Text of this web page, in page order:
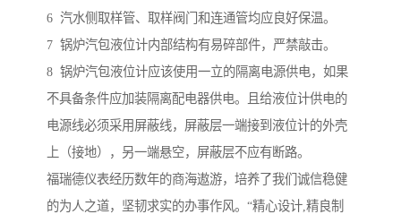
6 汽水侧取样管、取样阀门和连通管均应良好保温。
7 锅炉汽包液位计内部结构有易碎部件，严禁敲击。
8 锅炉汽包液位计应该使用一立的隔离电源供电，如果
不具备条件应加装隔离配电器供电。且给液位计供电的
电源线必须采用屏蔽线，屏蔽层一端接到液位计的外壳
上（接地），另一端悬空，屏蔽层不应有断路。
福瑞德仪表经历数年的商海遨游，培养了我们诚信稳健
的为人之道，坚韧求实的办事作风。“精心设计,精良制